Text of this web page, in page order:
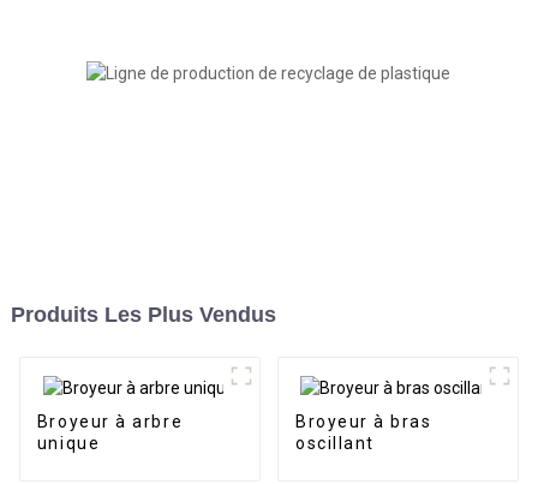
Produits Les Plus Vendus
Broyeur à arbre
unique
Broyeur à bras
oscillant